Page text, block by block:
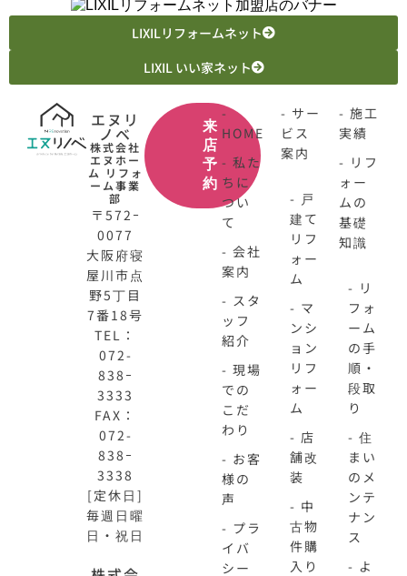
LIXILリフォームネット
LIXIL いい家ネット
エヌリ
ノベ
株式会社
エヌホー
ム リフォ
ーム事業
部
〒572ｰ
0077
大阪府寝
屋川市点
野5丁目
7番18号
TEL：
072-
838ｰ
3333
FAX：
072-
838ｰ
3338
[定休日]
毎週日曜
日・祝日
来
店
予
約
-
HOME
- 私た
ちに
つい
て
- 会社
案内
- スタ
ッフ
紹介
- 現場
での
こだ
わり
- お客
様の
声
- プラ
イバ
シー
- サー
ビス
案内
- 戸
建て
リフ
ォー
ム
- マ
ンシ
ョン
リフ
ォー
ム
- 店
舗改
装
- 中
古物
件購
入り
- 施工
実績
- リフ
ォー
ムの
基礎
知識
- リ
フォ
ーム
の手
順・
段取
り
- 住
まい
のメ
ンテ
ナン
ス
- よ